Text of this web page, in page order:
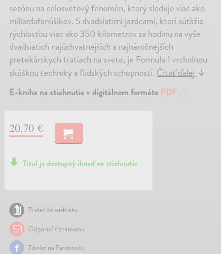
sezónu na celosvetový fenomén, ktorý sleduje viac ako
miliardafanúšikov. S dvadsiatimi jazdcami, ktorí súťažia
rýchlosťou viac ako 350 kilometrov za hodinu na vyše
dvadsiatich najúchvatnejších a najnáročnejších
pretekárskych tratiach na svete, je Formula 1 vrcholnou
skúškou techniky a ľudských schopností.Čítať ďalej↓
E-kniha na stiahnutie v digitálnom formáte PDF
20,70 €
Titul je dostupný ihneď na stiahnutie
Pridať do wishlistu
Odporučiť známemu
Zdielať na Facebooku